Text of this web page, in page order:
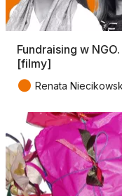
Fundraising w
[filmy]
● Renata